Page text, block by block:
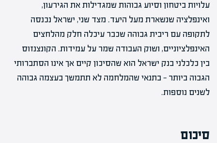
עלויות ביטחון וסיוע גבוהות שמגדילות את הגירעון,
ואינפלציה שנשארת מעל היעד. מצד שני, ישראל נכנסה
לתקופה עם ריבית גבוהה שכבר עיכלה חלק מהלחצים
האינפלציוניים, ושוק העבודה שמר על עמידות. הקונצנזוס
בין כלכלני בנק ישראל הוא שהסיכון קיים אך אינו הסתברותי
הגבוה ביותר — בתנאי שהמלחמה לא תתמשך בעצמה גבוהה
לשנים נוספות.
סיכום